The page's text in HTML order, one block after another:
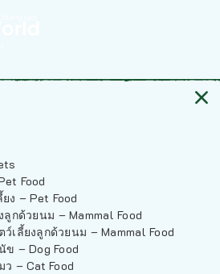
Food
ง – Pet Food
ลูกด้วยนม – Mammal Food
ว์เลี้ยงลูกด้วยนม – Mammal Food
ข – Dog Food
ว – Cat Food